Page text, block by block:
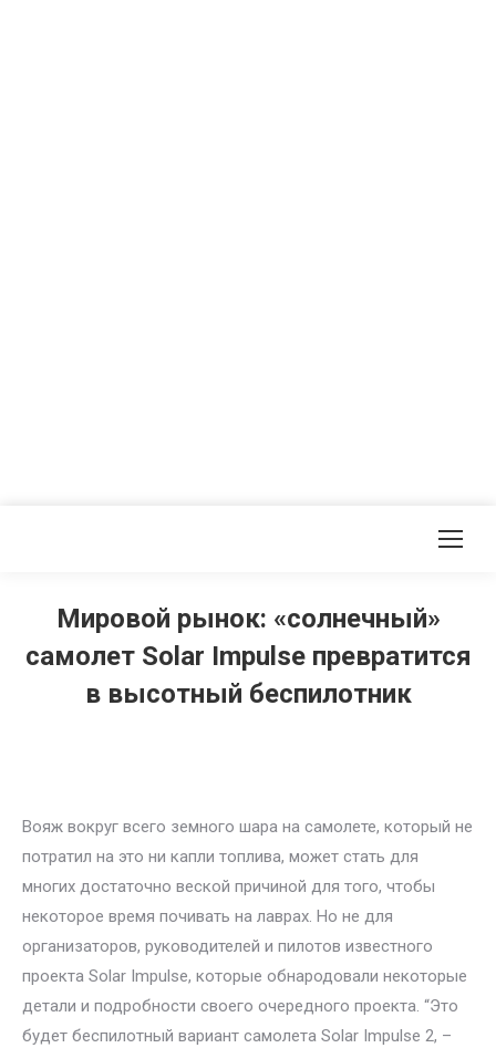
Мировой рынок: «солнечный»
самолет Solar Impulse превратится
в высотный беспилотник
Вояж вокруг всего земного шара на самолете, который не
потратил на это ни капли топлива, может стать для
многих достаточно веской причиной для того, чтобы
некоторое время почивать на лаврах. Но не для
организаторов, руководителей и пилотов известного
проекта Solar Impulse, которые обнародовали некоторые
детали и подробности своего очередного проекта. “Это
будет беспилотный вариант самолета Solar Impulse 2, –